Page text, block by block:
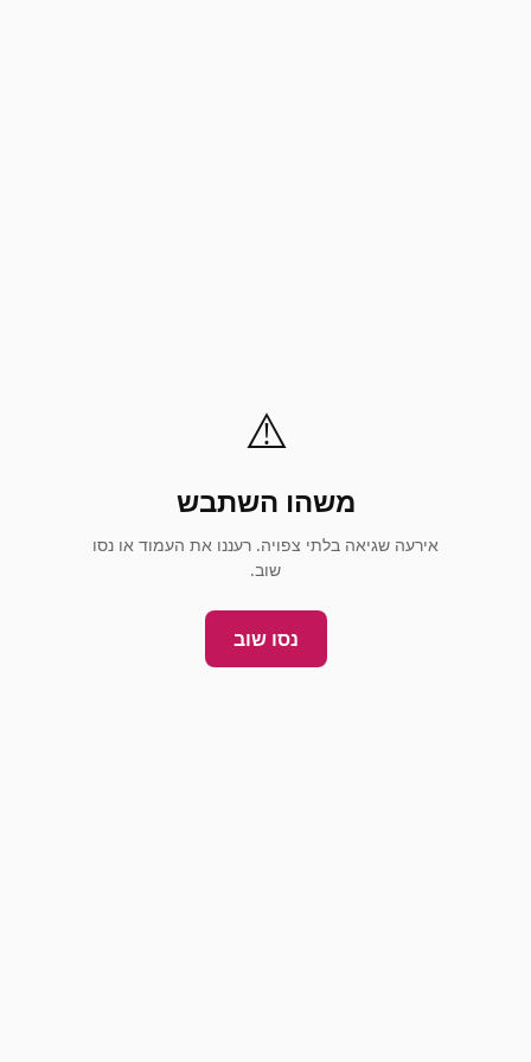
⚠️
משהו השתבש
אירעה שגיאה בלתי צפויה. רעננו את העמוד או נסו
שוב.
נסו שוב